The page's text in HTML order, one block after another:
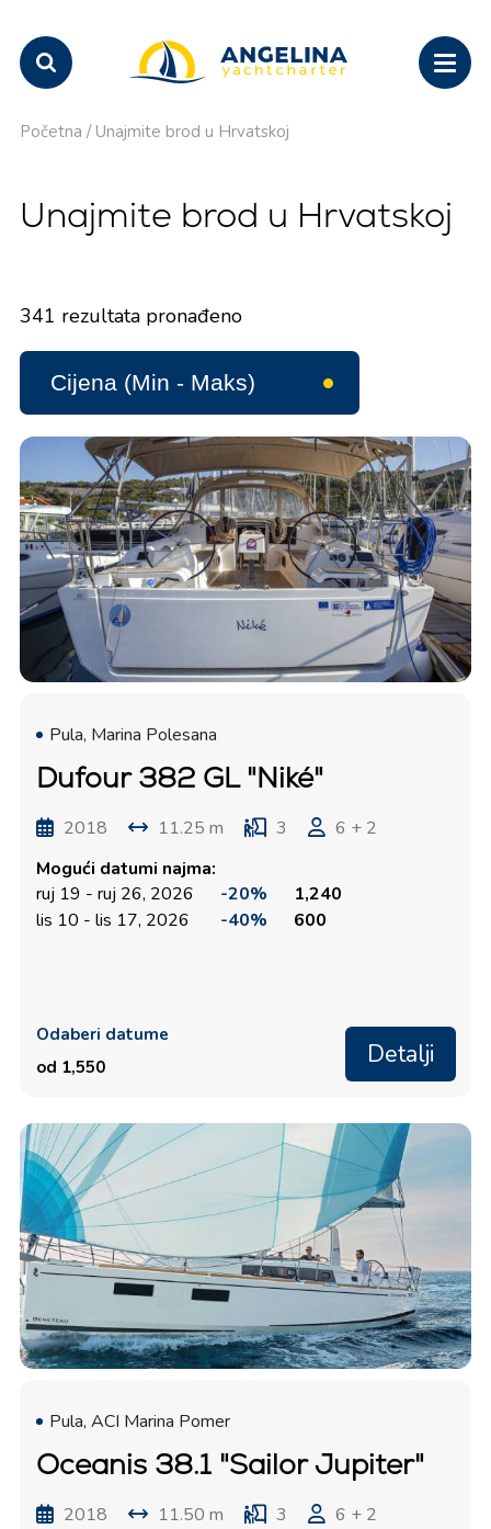
Početna / Unajmite brod u Hrvatskoj
Unajmite brod u Hrvatskoj
341 rezultata pronađeno
Pula, Marina Polesana
Dufour 382 GL "Niké"
2018 11.25 m 3
6 + 2
Mogući datumi najma:
ruj 19 - ruj 26, 2026
-20%
1,240
lis 10 - lis 17, 2026
-40% 600
Odaberi datume
od 1,550
Detalji
Pula, ACI Marina Pomer
Oceanis 38.1 "Sailor Jupiter"
2018 11.50 m 3
6 + 2